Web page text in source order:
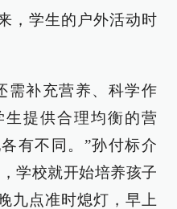
，学生的户外活动时
需补充营养、科学作
提供合理均衡的营
有不同。”孙付标介
学校就开始培养孩子
点准时熄灯，早上